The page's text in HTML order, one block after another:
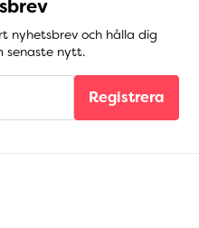
nyhetsbrev och hålla dig
senaste nytt.
Registrera